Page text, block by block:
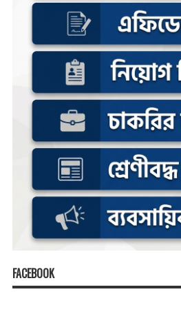
FACEBOOK